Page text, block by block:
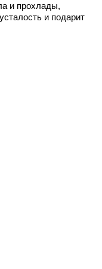
и прохлады,
и подарит